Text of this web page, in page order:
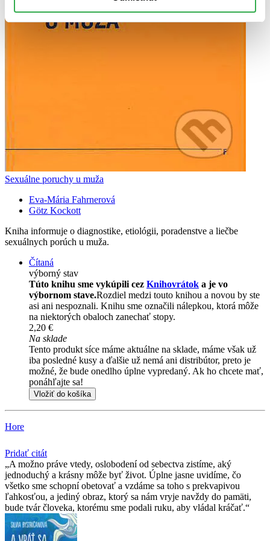
Sexuálne poruchy u muža
Eva-Mária Fahrnerová
Götz Kockott
Kniha informuje o diagnostike, etiológii, poradenstve a liečbe
sexuálnych porúch u muža.
Čítaná
výborný stav
Túto knihu sme vykúpili cez Knihovrátok a je vo
výbornom stave.Rozdiel medzi touto knihou a novou by ste
asi ani nespoznali. Knihu sme označili nálepkou, ktorá môže
na niektorých obaloch zanechať stopy.
2,20 €
Na sklade
Tento produkt síce máme aktuálne na sklade, máme však už
iba posledné kusy a ďalšie už nemá ani distribútor, preto je
možné, že bude onedlho úplne vypredaný. Ak ho chcete mať,
ponáhľajte sa!
Vložiť do košíka
Hore
Pridať citát
A možno práve vtedy, oslobodení od sebectva zistíme, aký
jednoduchý a krásny môže byť život. Úplne jasne uvidíme, čo
všetko sme schopní obetovať a vzdáme sa toho s prekvapivou
ľahkosťou, a jediný obraz, ktorý sa nám vryje navždy do pamäti,
bude tvár človeka, ktorému sme podali ruku, aby vládal kráčať.